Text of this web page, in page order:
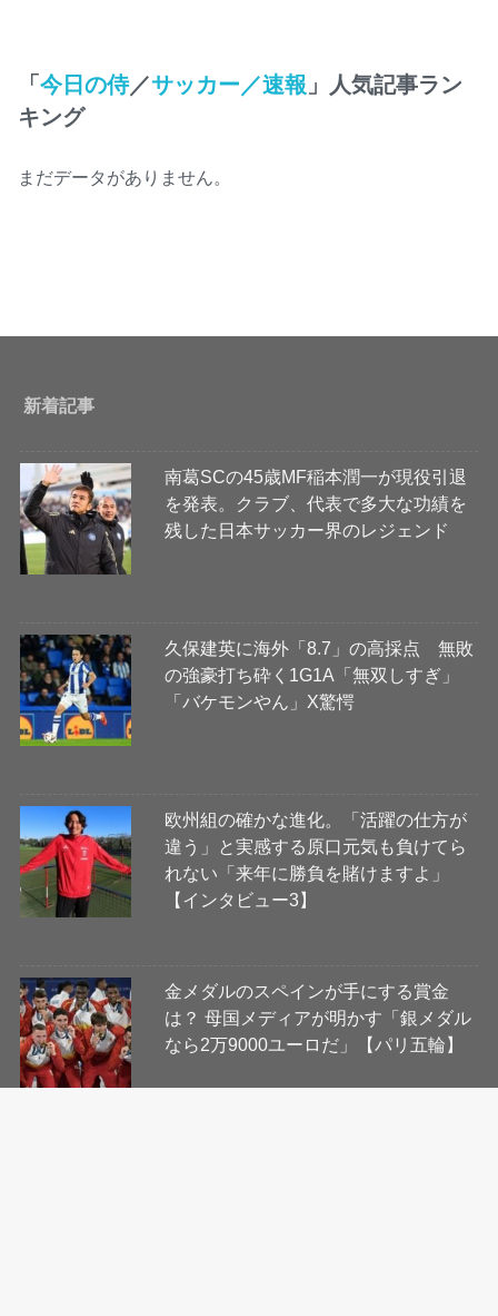
「今日の侍／サッカー／速報 」人気記事ラン
キング
まだデータがありません。
新着記事
南葛SCの45歳MF稲本潤一が現役引退
を発表。クラブ、代表で多大な功績を
残した日本サッカー界のレジェンド
久保建英に海外「8.7」の高採点 無敗
の強豪打ち砕く1G1A「無双しすぎ」
「バケモンやん」X驚愕
欧州組の確かな進化。「活躍の仕方が
違う」と実感する原口元気も負けてら
れない「来年に勝負を賭けますよ」
【インタビュー3】
金メダルのスペインが手にする賞金
は？ 母国メディアが明かす「銀メダル
なら2万9000ユーロだ」【パリ五輪】